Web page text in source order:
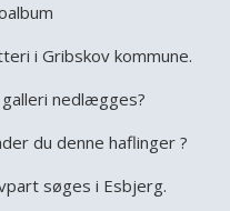
i Gribskov kommune.
nedlægges?
du denne haflinger ?
søges i Esbjerg.